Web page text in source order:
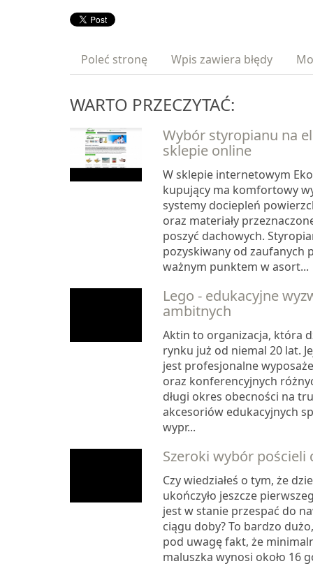
Poleć stronę Wpis zawiera błędy
WARTO PRZECZYTAĆ:
Wybór styropianu na
sklepie online
W sklepie internetowym
kupujący ma komfortowy
systemy dociepleń
oraz materiały
poszyć dachowych.
pozyskiwany od zaufanych
ważnym punktem w asort...
Lego - edukacyjne
ambitnych
Aktin to organizacja, która
rynku już od niemal 20 lat.
jest profesjonalne
oraz konferencyjnych
długi okres obecności na
akcesoriów edukacyjnych
wypr...
Szeroki wybór pościeli
Czy wiedziałeś o tym, że
ukończyło jeszcze
jest w stanie przespać do
ciągu doby? To bardzo
pod uwagę fakt, że
maluszka wynosi około 16